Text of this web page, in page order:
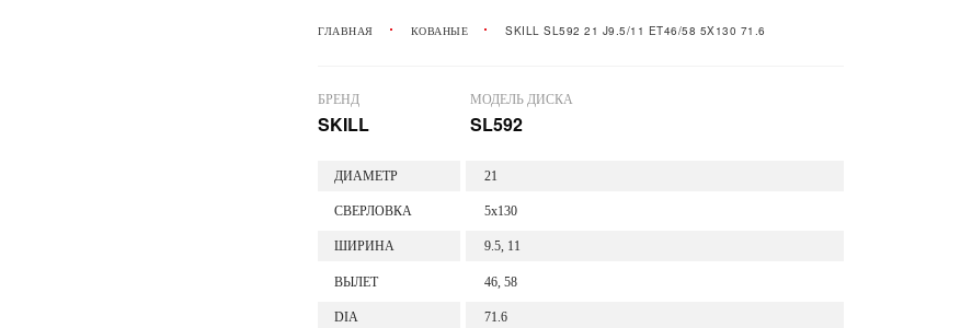
ГЛАВНАЯ КОВАНЫЕ SKILL SL592 21 J9.5/11 ET46/58 5X130 71.6
БРЕНД
SKILL
МОДЕЛЬ ДИСКА
SL592
ДИАМЕТР 21
СВЕРЛОВКА 5x130
ШИРИНА 9.5, 11
ВЫЛЕТ 46, 58
DIA 71.6